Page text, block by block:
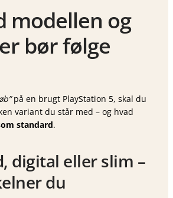
modellen og
bør følge
på en brugt PlayStation 5, skal du
variant du står med – og hvad
standard.
digital eller slim –
du